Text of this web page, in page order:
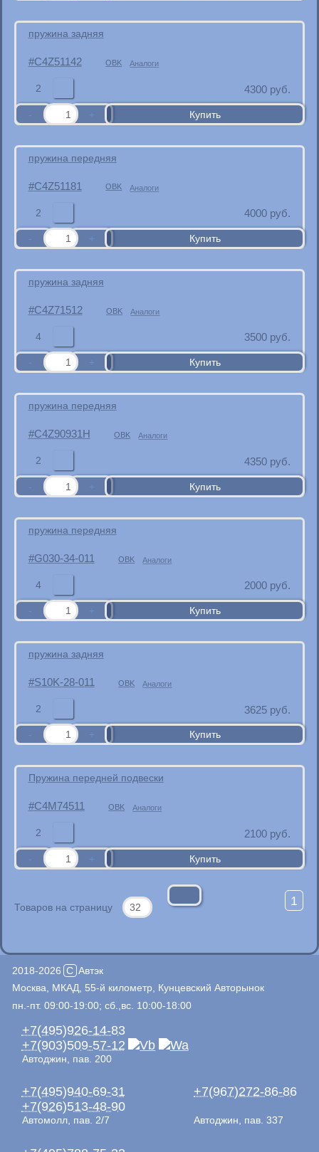
пружина задняя
C4Z51142 OBK Аналоги
2 4300 руб.
пружина передняя
C4Z51181 OBK Аналоги
2 4000 руб.
пружина задняя
C4Z71512 OBK Аналоги
4 3500 руб.
пружина передняя
C4Z90931H OBK Аналоги
2 4350 руб.
пружина передняя
G030-34-011 OBK Аналоги
4 2000 руб.
пружина задняя
S10K-28-011 OBK Аналоги
2 3625 руб.
Пружина передней подвески
C4M74511 OBK Аналоги
2 2100 руб.
Товаров на страницу 1
2018-2026 C Автэк
Москва, МКАД, 55-й километр, Кунцевский Авторынок
пн.-пт. 09:00-19:00; сб.,вс. 10:00-18:00
+7(495)926-14-83
+7(903)509-57-12
Автоджин, пав. 200
+7(495)940-69-31
+7(926)513-48-90
Автомолл, пав. 2/7
+7(967)272-86-86
Автоджин, пав. 337